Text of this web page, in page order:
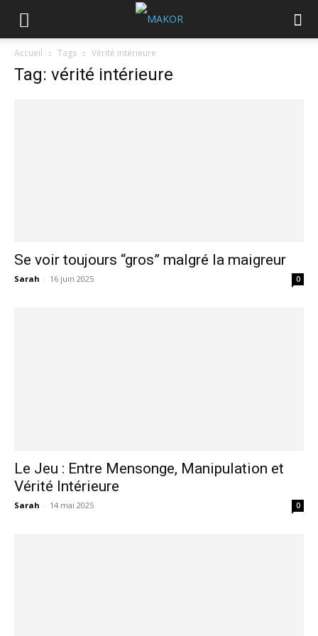
Accueil Tags Vérité intérieure
Tag: vérité intérieure
Se voir toujours “gros” malgré la maigreur
Sarah - 16 juin 2025 0
Le Jeu : Entre Mensonge, Manipulation et
Vérité Intérieure
Sarah - 14 mai 2025 0